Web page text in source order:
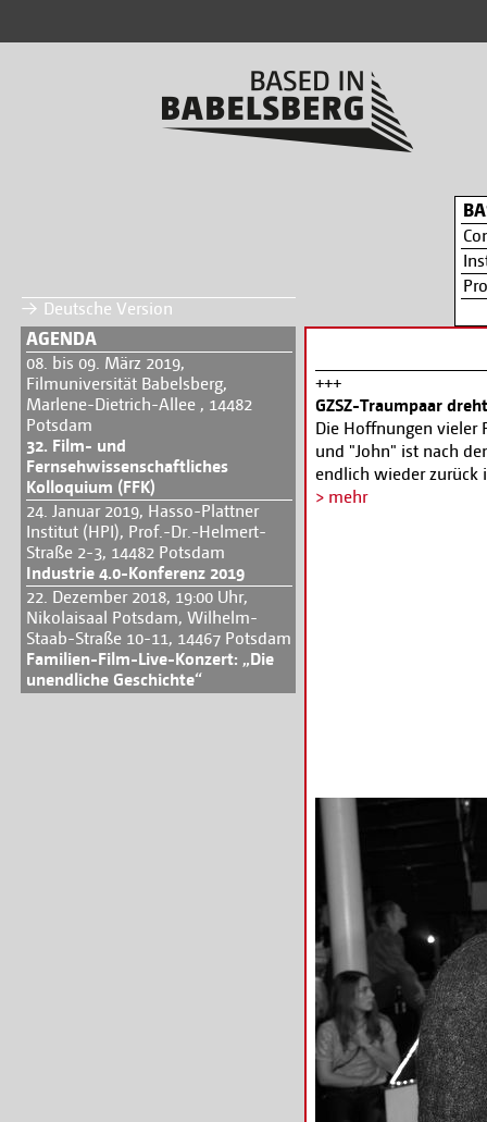
Deutsche Version
AGENDA
08. bis 09. März 2019,
Filmuniversität Babelsberg,
Marlene-Dietrich-Allee , 14482
Potsdam
32. Film- und
Fernsehwissenschaftliches
Kolloquium (FFK)
24. Januar 2019, Hasso-Plattner
Institut (HPI), Prof.-Dr.-Helmert-
Straße 2-3, 14482 Potsdam
Industrie 4.0-Konferenz 2019
22. Dezember 2018, 19:00 Uhr,
Nikolaisaal Potsdam, Wilhelm-
Staab-Straße 10-11, 14467 Potsdam
Familien-Film-Live-Konzert: „Die
unendliche Geschichte“
+++
GZSZ-Traumpaar
Die Hoffnungen vieler
und "John" ist nach
endlich wieder zurück
Freunden und
> mehr